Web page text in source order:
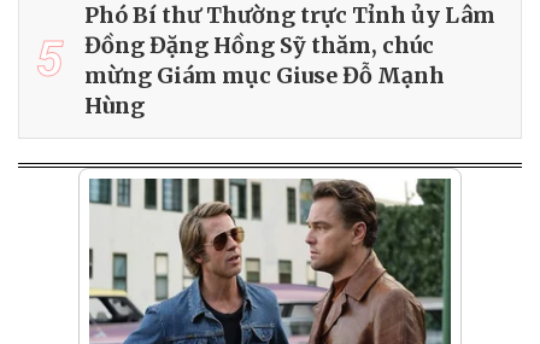
5
Phó Bí thư Thường trực Tỉnh ủy Lâm
Đồng Đặng Hồng Sỹ thăm, chúc
mừng Giám mục Giuse Đỗ Mạnh
Hùng